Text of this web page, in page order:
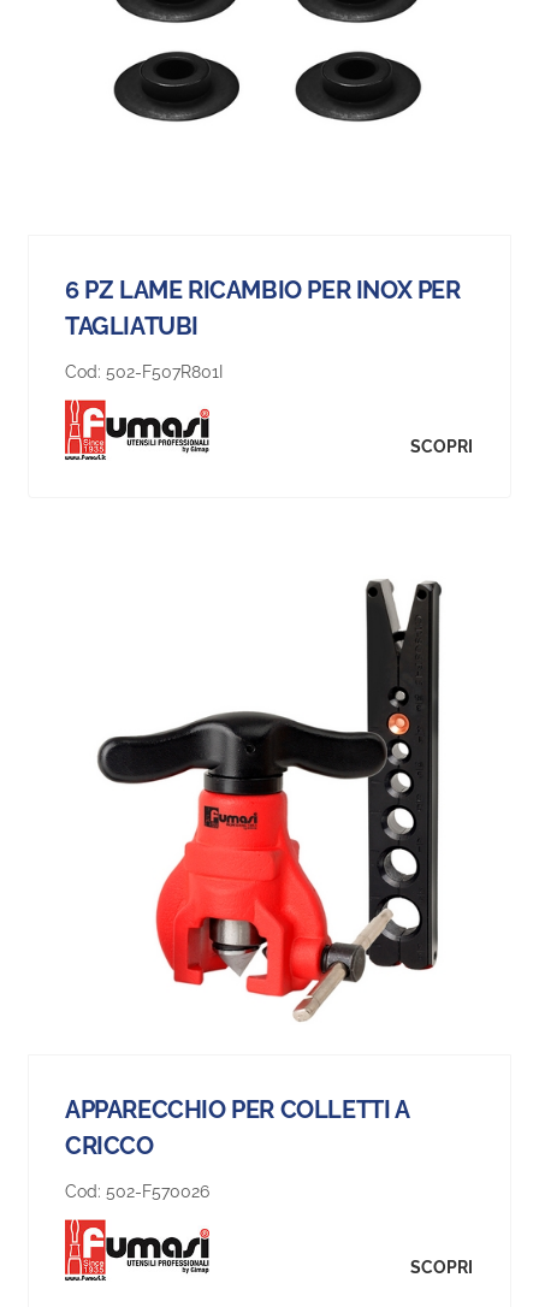
6 PZ LAME RICAMBIO PER INOX PER
TAGLIATUBI
Cod: 502-F507R801I
SCOPRI
APPARECCHIO PER COLLETTI A
CRICCO
Cod: 502-F570026
SCOPRI